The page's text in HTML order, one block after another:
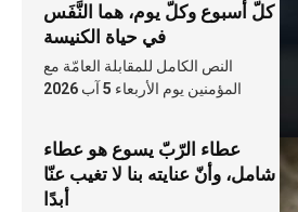
كلّ أسبوع وكلّ يوم، هما النَّفَس
في حياة الكنيسة
النص الكامل للمقابلة العامّة مع
المؤمنين يوم الأربعاء 5 آب 2026
عطاء الرّبّ يسوع هو عطاء
شامل، وأنّ عنايته بنا لا تغيب عنّا
أبدًا